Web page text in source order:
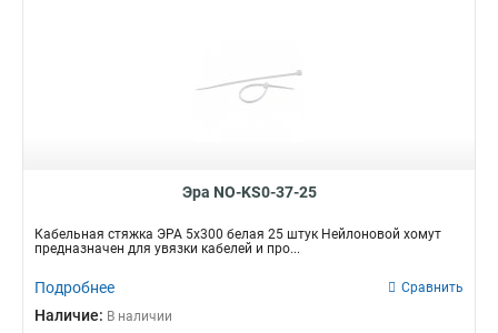
Эра NO-KS0-37-25
Кабельная стяжка ЭРА 5x300 белая 25 штук Нейлоновой хомут
предназначен для увязки кабелей и про...
Подробнее Сравнить
Наличие: В наличии